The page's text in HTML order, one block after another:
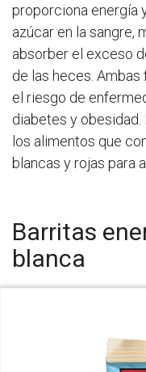
proporciona energía
azúcar en la sangre,
absorber el exceso
de las heces.
el riesgo de
diabetes y
los alimentos que
blancas y rojas para
Barritas
blanca